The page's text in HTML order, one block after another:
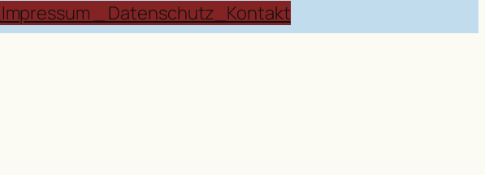
_Impressum _ Datenschutz_Kontakt